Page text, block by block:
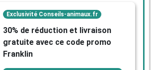
Exclusivité Conseils-animaux.fr
30% de réduction et livraison
gratuite avec ce code promo
Franklin